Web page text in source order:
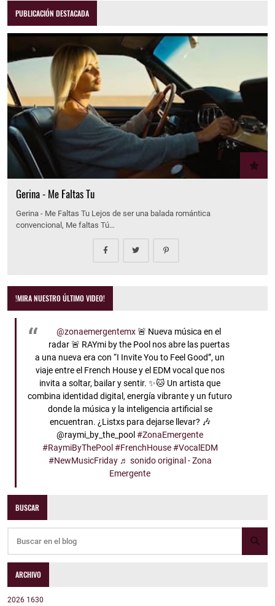
PUBLICACIÓN DESTACADA
Gerina - Me Faltas Tu
Gerina - Me Faltas Tu Lejos de ser una balada romántica
convencional, Me faltas Tú…
!MIRA NUESTRO ÚLTIMO VIDEO!
@zonaemergentemx🚨 Nueva música en el
radar 🚨 RAYmi by the Pool nos abre las puertas
a una nueva era con “I Invite You to Feel Good”, un
viaje entre el French House y el EDM vocal que nos
invita a soltar, bailar y sentir. ✨🐱 Un artista que
combina identidad digital, energía vibrante y un futuro
donde la música y la inteligencia artificial se
encuentran. ¿Listxs para dejarse llevar? 🎶
@raymi_by_the_pool#ZonaEmergente
#RaymiByThePool #FrenchHouse #VocalEDM
#NewMusicFriday ♬ sonido original - Zona
Emergente
BUSCAR
ARCHIVO
2026 1630